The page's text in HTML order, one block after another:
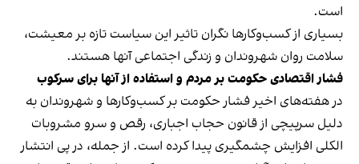
است.
بسیاری از کسب‌وکارها نگران تاثیر این سیاست‌ تازه بر معیشت،
سلامت روان شهروندان و زندگی اجتماعی آنها هستند.
فشار اقتصادی حکومت بر مردم و استفاده از آنها برای سرکوب
در هفته‌های اخیر فشار حکومت بر کسب‌وکارها و شهروندان به
دلیل سرپیچی از قانون حجاب اجباری، رقص و سرو مشروبات
الکلی افزایش چشمگیری پیدا کرده است. از جمله، در پی انتشار